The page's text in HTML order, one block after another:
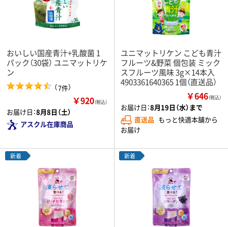
おいしい国産青汁+乳酸菌 1
パック（30袋） ユニマットリケ
ン
（7件）
￥920（税込）
お届け日：8月8日（土）
アスクル在庫商品
ユニマットリケン こども青汁
フルーツ&野菜 個包装 ミック
スフルーツ風味 3g×14本入
4903361640365 1個（直送品）
￥646（税込）
お届け日：8月19日（水）まで
直送品 もっと快適本舗から
お届け
新着 新着